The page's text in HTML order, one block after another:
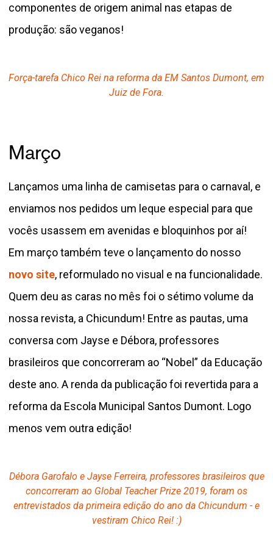
componentes de origem animal nas etapas de
produção: são veganos!
Força-tarefa Chico Rei na reforma da EM Santos Dumont, em
Juiz de Fora.
Março
Lançamos uma linha de camisetas para o carnaval, e
enviamos nos pedidos um leque especial para que
vocês usassem em avenidas e bloquinhos por aí!
Em março também teve o lançamento do nosso
novo site, reformulado no visual e na funcionalidade.
Quem deu as caras no mês foi o sétimo volume da
nossa revista, a Chicundum! Entre as pautas, uma
conversa com Jayse e Débora, professores
brasileiros que concorreram ao “Nobel” da Educação
deste ano. A renda da publicação foi revertida para a
reforma da Escola Municipal Santos Dumont. Logo
menos vem outra edição!
Débora Garofalo e Jayse Ferreira, professores brasileiros que
concorreram ao Global Teacher Prize 2019, foram os
entrevistados da primeira edição do ano da Chicundum - e
vestiram Chico Rei! :)